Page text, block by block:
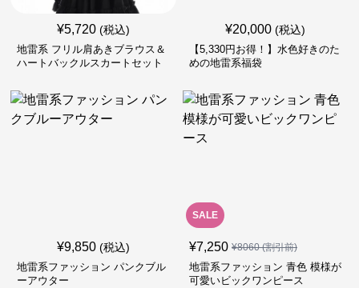
¥5,720 (税込)
地雷系 フリル肩あきブラウス＆
ハートバックルスカートセット
¥20,000 (税込)
【5,330円お得！】水色好きのた
めの地雷系福袋
¥9,850 (税込)
地雷系ファッション パンクブル
ーアウター
SALE
¥7,250 ¥8060(割引前)
地雷系ファッション 青色 模様が
可愛いビックワンピース